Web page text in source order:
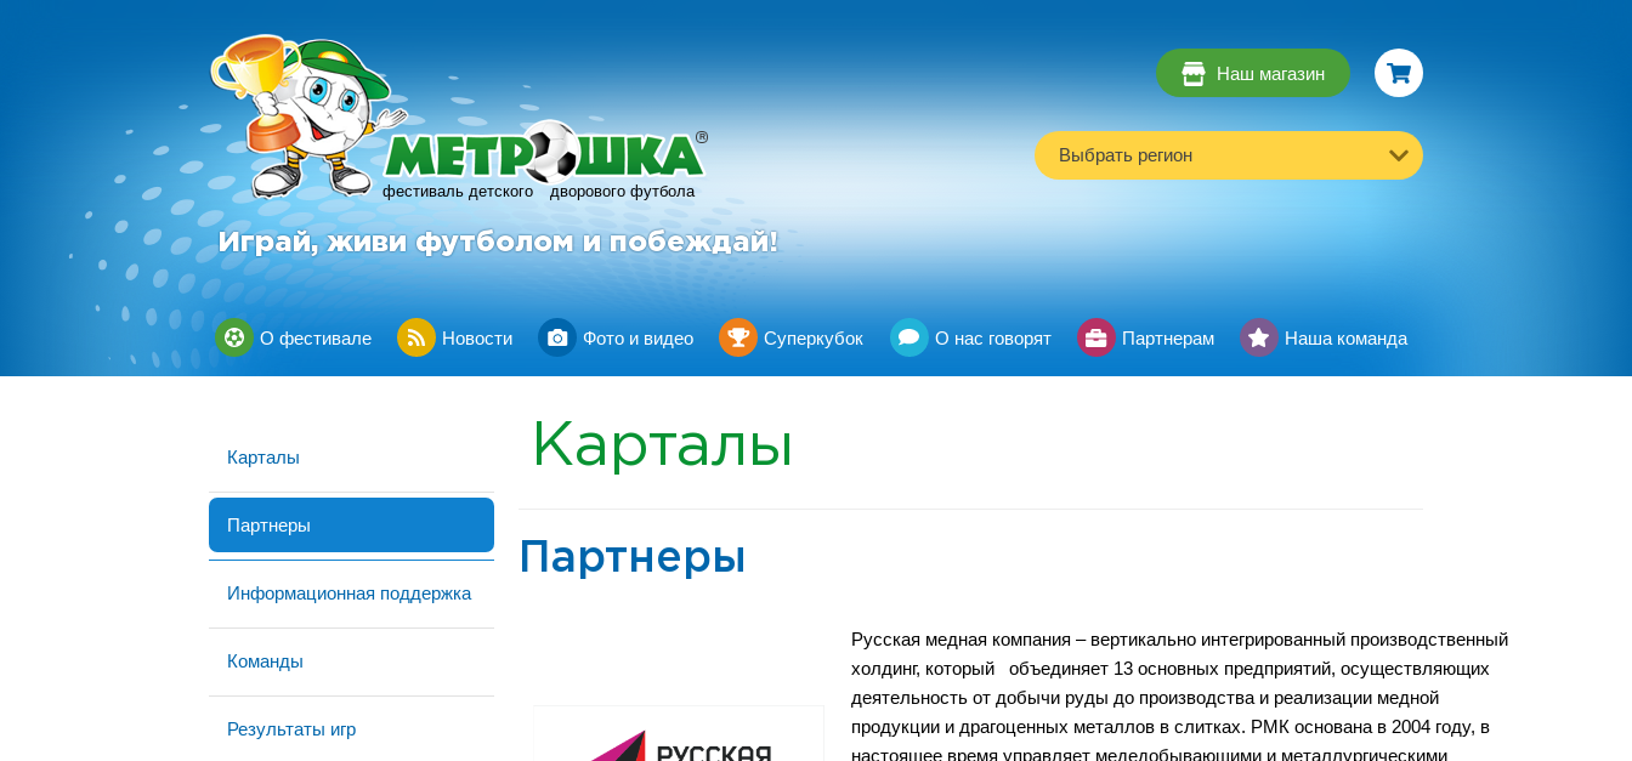
фестиваль детского дворового футбола
R
Играй, живи футболом и побеждай!
Наш магазин
Выбрать регион
О фестивале Новости Фото и видео Суперкубок О нас говорят Партнерам Наша команда
Карталы
Партнеры
Информационная поддержка
Команды
Результаты игр
Карталы
Партнеры
Русская медная компания – вертикально интегрированный производственный
холдинг, который объединяет 13 основных предприятий, осуществляющих
деятельность от добычи руды до производства и реализации медной
продукции и драгоценных металлов в слитках. РМК основана в 2004 году, в
настоящее время управляет медедобывающими и металлургическими